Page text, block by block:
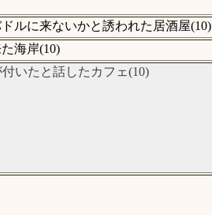
ルに来ないかと誘われた居酒屋(10)
海岸(10)
いたと話したカフェ(10)